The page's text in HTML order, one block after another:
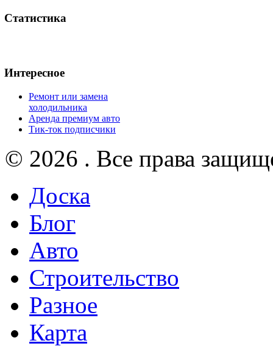
Статистика
Интересное
Ремонт или замена
холодильника
Аренда премиум авто
Тик-ток подписчики
© 2026 . Все права
Доска
Блог
Авто
Строительство
Разное
Карта